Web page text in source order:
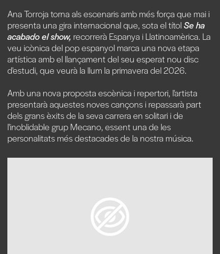
Ana Torroja torna als escenaris amb més força que mai i
presenta una gira internacional que, sota el títolSe ha
acabado el show, recorrerà Espanya i Llatinoamèrica. La
veu icònica del pop espanyol marca una nova etapa
artística amb el llançament del seu esperat nou disc
d'estudi, que veurà la llum la primavera del 2026.
Amb una nova proposta escènica i repertori, l'artista
presentarà aquestes noves cançons i repassarà part
dels grans èxits de la seva carrera en solitari i de
l'inoblidable grup Mecano, essent una de les
personalitats més destacades de la nostra música.